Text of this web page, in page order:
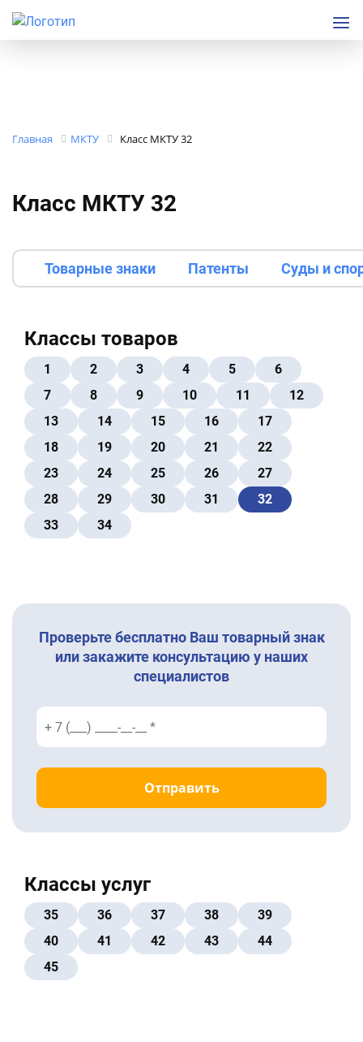
Главная МКТУ Класс МКТУ 32
Класс МКТУ 32
Товарные знаки Патенты Суды и
Классы товаров
1 2 3 4 5
6
7
8 9 10 11
12
13
14 15 16
17
18
19 20 21
22
23
24 25 26
27
28
29 30 31
32
33
34
Проверьте бесплатно Ваш товарный знак
или закажите консультацию у наших
специалистов
Отправить
Классы услуг
35 36 37 38
39
40
41 42 43
44
45